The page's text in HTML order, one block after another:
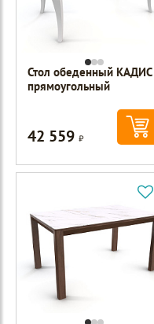
Стол обеденный КАДИС
прямоугольный
42 559Р